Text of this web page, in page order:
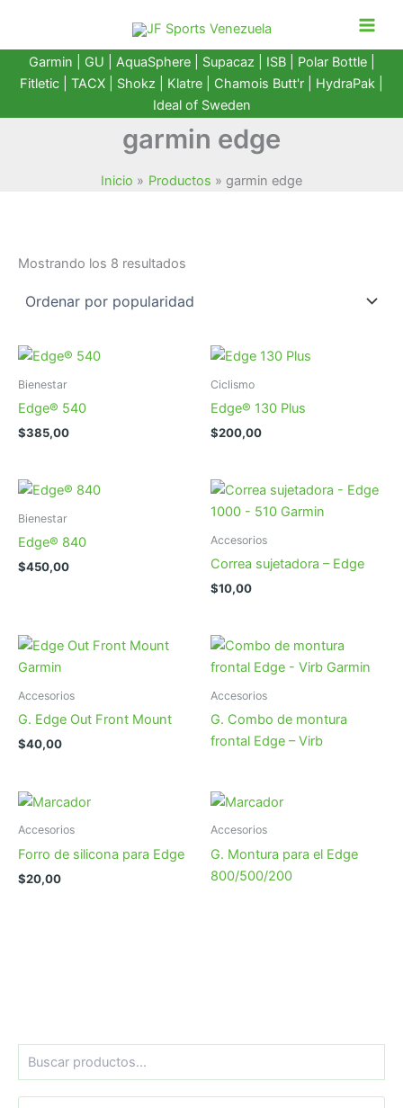
contenido
Garmin GU AquaSphere| Supacaz | ISB | Polar Bottle|
Fitletic
TACX Shokz Klatre Chamois Butt'r HydraPak
Ideal of Sweden
garmin edge
Inicio Productos garmin edge
Mostrando los 8 resultados
Bienestar
Edge® 540
$385,00
Ciclismo
Edge® 130 Plus
$200,00
Bienestar
Edge® 840
$450,00
Accesorios
Correa sujetadora – Edge
$10,00
Accesorios
G. Edge Out Front Mount
$40,00
Accesorios
G. Combo de montura
frontal Edge – Virb
Accesorios
Forro de silicona para Edge
$20,00
Accesorios
G. Montura para el Edge
800/500/200